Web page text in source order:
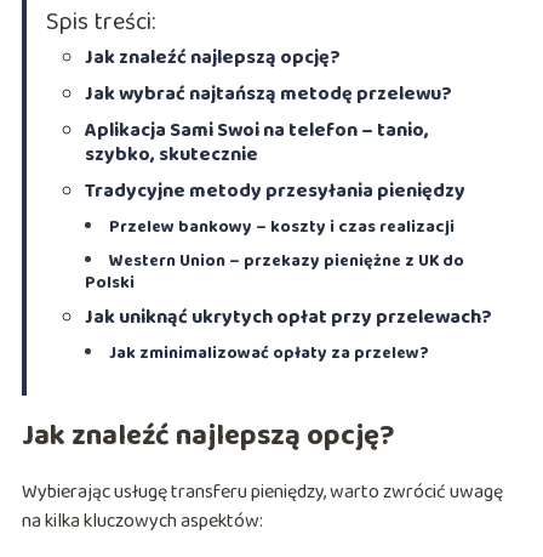
Spis treści:
Jak znaleźć najlepszą opcję?
Jak wybrać najtańszą metodę przelewu?
Aplikacja Sami Swoi na telefon – tanio,
szybko, skutecznie
Tradycyjne metody przesyłania pieniędzy
Przelew bankowy – koszty i czas realizacji
Western Union – przekazy pieniężne z UK do
Polski
Jak uniknąć ukrytych opłat przy przelewach?
Jak zminimalizować opłaty za przelew?
Jak znaleźć najlepszą opcję?
Wybierając usługę transferu pieniędzy, warto zwrócić uwagę
na kilka kluczowych aspektów: